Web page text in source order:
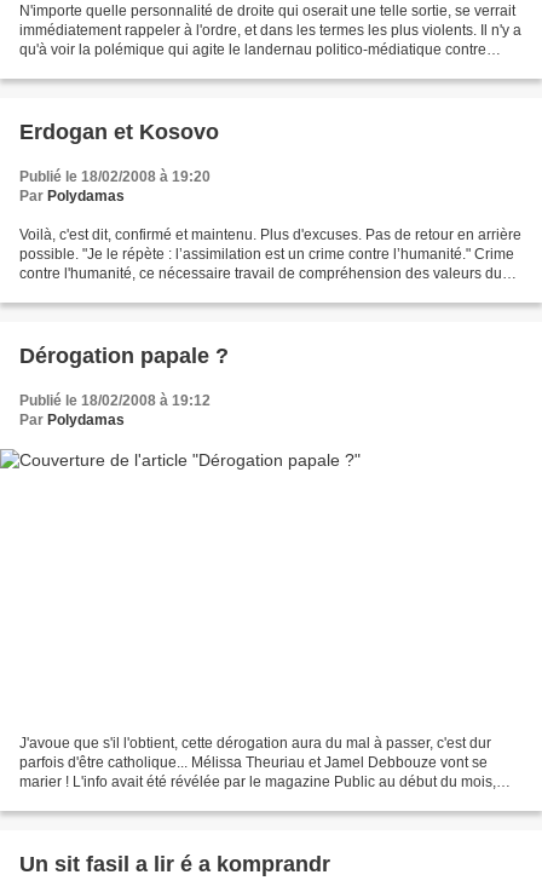
N'importe quelle personnalité de droite qui oserait une telle sortie, se verrait
immédiatement rappeler à l'ordre, et dans les termes les plus violents. Il n'y a
qu'à voir la polémique qui agite le landernau politico-médiatique contre
Erdogan et Kosovo
Publié le 18/02/2008 à 19:20
Par Polydamas
Voilà, c'est dit, confirmé et maintenu. Plus d'excuses. Pas de retour en arrière
possible. "Je le répète : l’assimilation est un crime contre l’humanité." Crime
contre l'humanité, ce nécessaire travail de compréhension des valeurs du
Dérogation papale ?
Publié le 18/02/2008 à 19:12
Par Polydamas
J'avoue que s'il l'obtient, cette dérogation aura du mal à passer, c'est dur
parfois d'être catholique... Mélissa Theuriau et Jamel Debbouze vont se
marier ! L'info avait été révélée par le magazine Public au début du mois,
Un sit fasil a lir é a komprandr